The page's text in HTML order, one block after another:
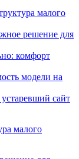
малого
решение для
комфорт
модели на
сайт
малого